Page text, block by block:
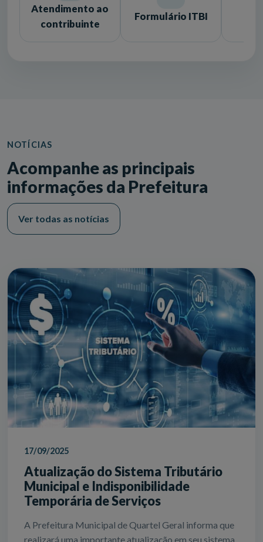
Atendimento ao
contribuinte
Formulário ITBI
NOTÍCIAS
Acompanhe as principais
informações da Prefeitura
Ver todas as notícias
17/09/2025
Atualização do Sistema Tributário
Municipal e Indisponibilidade
Temporária de Serviços
A Prefeitura Municipal de Quartel Geral informa que
realizará uma importante atualização em seu sistema